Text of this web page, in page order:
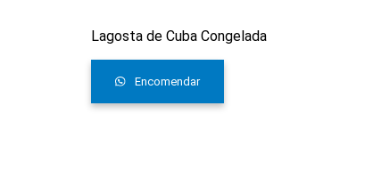
Lagosta de Cuba Congelada
Encomendar